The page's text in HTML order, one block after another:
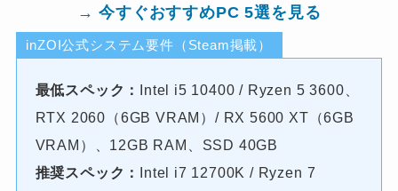
→ 今すぐおすすめPC 5選を見る
inZOI公式システム要件（Steam掲載）
最低スペック：
Intel i5 10400 / Ryzen 5 3600、
RTX 2060（6GB VRAM）/ RX 5600 XT（6GB
VRAM）、12GB RAM、SSD 40GB
推奨スペック：
Intel i7 12700K / Ryzen 7